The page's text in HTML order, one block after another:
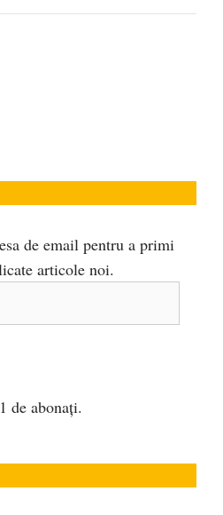
de email pentru a primi
articole noi.
de abonați.